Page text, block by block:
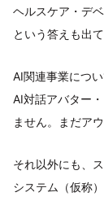
ヘルスケア・デ
という答えも出
AI関連事業につ
AI対話アバター
ません。まだア
それ以外にも、
システム（仮称